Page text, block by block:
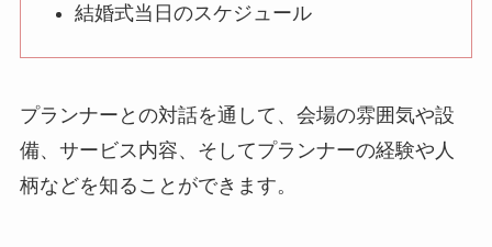
結婚式当日のスケジュール
プランナーとの対話を通して、会場の雰囲気や設
備、サービス内容、そしてプランナーの経験や人
柄などを知ることができます。